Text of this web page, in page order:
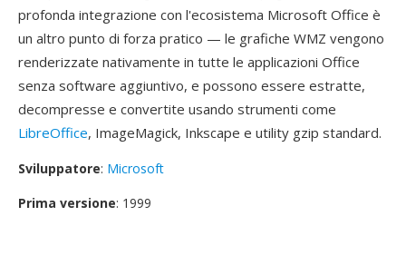
profonda integrazione con l'ecosistema Microsoft Office è
un altro punto di forza pratico — le grafiche WMZ vengono
renderizzate nativamente in tutte le applicazioni Office
senza software aggiuntivo, e possono essere estratte,
decompresse e convertite usando strumenti come
LibreOffice, ImageMagick, Inkscape e utility gzip standard.
Sviluppatore: Microsoft
Prima versione: 1999